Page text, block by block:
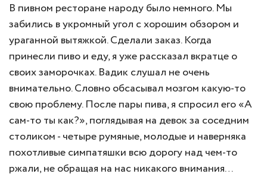
В пивном ресторане народу было немного. Мы
забились в укромный угол с хорошим обзором и
ураганной вытяжкой. Сделали заказ. Когда
принесли пиво и еду, я уже рассказал вкратце о
своих заморочках. Вадик слушал не очень
внимательно. Словно обсасывал мозгом какую-то
свою проблему. После пары пива, я спросил его «А
сам-то ты как?», поглядывая на девок за соседним
столиком - четыре румяные, молодые и наверняка
похотливые симпатяшки всю дорогу над чем-то
ржали, не обращая на нас никакого внимания…